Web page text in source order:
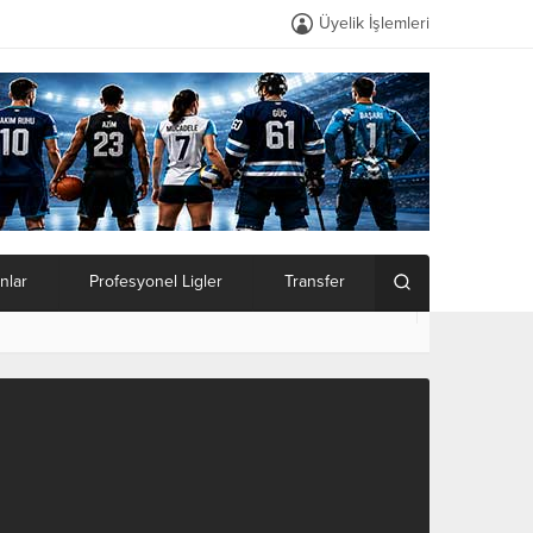
Üyelik İşlemleri
Profesyonel Ligler Transfer